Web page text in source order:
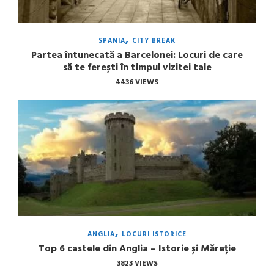
SPANIA CITY BREAK
Partea întunecată a Barcelonei: Locuri de care
să te ferești în timpul vizitei tale
4436 VIEWS
ANGLIA LOCURI ISTORICE
Top 6 castele din Anglia – Istorie și Măreție
3823 VIEWS